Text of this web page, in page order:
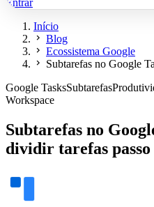
Entrar
Início
chevron_right Blog
chevron_right Ecossistema Google
chevron_right
Subtarefas no Google
Google TasksSubtarefas
Workspace
Subtarefas no
dividir tarefas passo